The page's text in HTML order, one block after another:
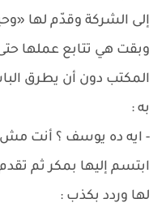
إلى الشركة وقدّم لها
وبقت هي تتابع عملها
المكتب دون أن يطرق
به :
- ايه ده يوسف ؟ أنت
ابتسم إليها بمكر ثم
لها وردد بكذب :